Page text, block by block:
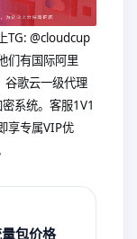
TG: @cloudcup
们有国际阿里
谷歌云一级代理
系统。客服1V1
享专属VIP优
包价格